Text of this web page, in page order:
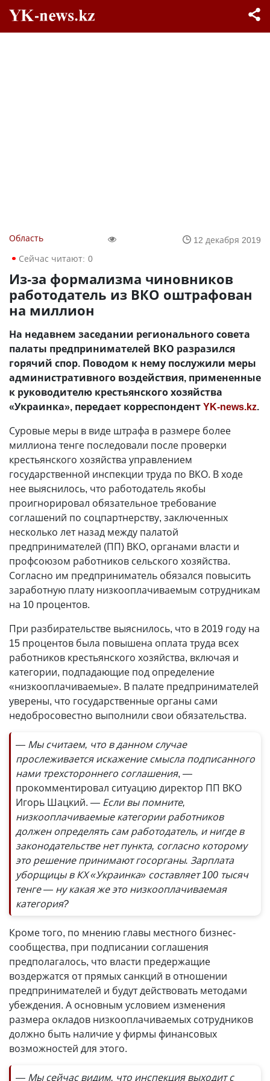
Область
12 декабря 2019
Сейчас читают: 0
Из-за формализма чиновников
работодатель из ВКО оштрафован
на миллион
На недавнем заседании регионального совета
палаты предпринимателей ВКО разразился
горячий спор. Поводом к нему послужили меры
административного воздействия, примененные
к руководителю крестьянского хозяйства
«Украинка», передает корреспондентYK-news.kz.
Суровые меры в виде штрафа в размере более
миллиона тенге последовали после проверки
крестьянского хозяйства управлением
государственной инспекции труда по ВКО. В ходе
нее выяснилось, что работодатель якобы
проигнорировал обязательное требование
соглашений по соцпартнерству, заключенных
несколько лет назад между палатой
предпринимателей (ПП) ВКО, органами власти и
профсоюзом работников сельского хозяйства.
Согласно им предприниматель обязался повысить
заработную плату низкооплачиваемым сотрудникам
на 10 процентов.
При разбирательстве выяснилось, что в 2019 году на
15 процентов была повышена оплата труда всех
работников крестьянского хозяйства, включая и
категории, подпадающие под определение
«низкооплачиваемые». В палате предпринимателей
уверены, что государственные органы сами
недобросовестно выполнили свои обязательства.
— Мы считаем, что в данном случае
прослеживается искажение смысла подписанного
нами трехстороннего соглашения, —
прокомментировал ситуацию директор ПП ВКО
Игорь Шацкий. — Если вы помните,
низкооплачиваемые категории работников
должен определять сам работодатель, и нигде в
законодательстве нет пункта, согласно которому
это решение принимают госорганы. Зарплата
уборщицы в КХ «Украинка» составляет 100 тысяч
тенге — ну какая же это низкооплачиваемая
категория?
Кроме того, по мнению главы местного бизнес-
сообщества, при подписании соглашения
предполагалось, что власти предержащие
воздержатся от прямых санкций в отношении
предпринимателей и будут действовать методами
убеждения. А основным условием изменения
размера окладов низкооплачиваемых сотрудников
должно быть наличие у фирмы финансовых
возможностей для этого.
— Мы сейчас видим, что инспекция выходит с